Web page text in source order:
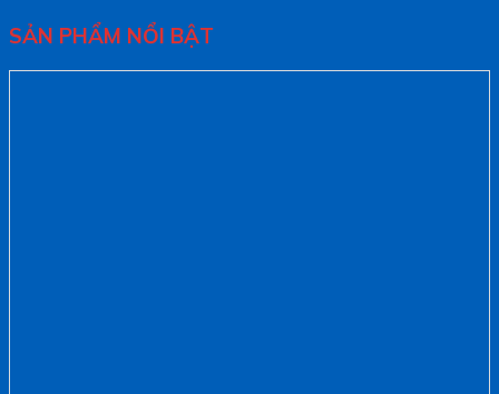
SẢN PHẨM NỔI BẬT